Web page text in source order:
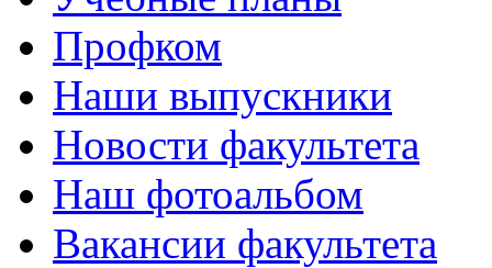
Профком
Наши выпускники
Новости факультета
Наш фотоальбом
Вакансии факультета